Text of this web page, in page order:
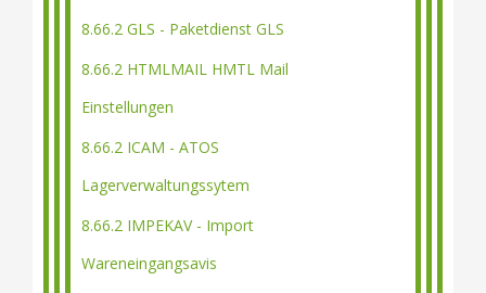
8.66.2 GLS - Paketdienst GLS
8.66.2 HTMLMAIL HMTL Mail
Einstellungen
8.66.2 ICAM - ATOS
Lagerverwaltungssytem
8.66.2 IMPEKAV - Import
Wareneingangsavis